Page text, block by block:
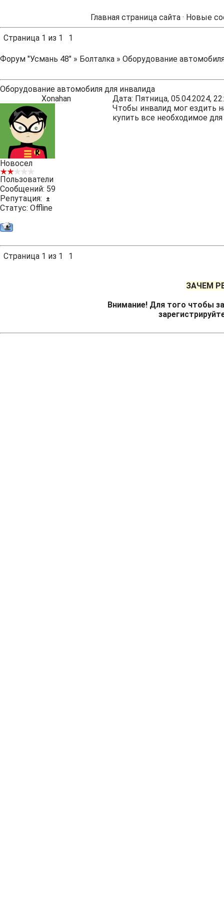
Главная страница сайта · Новые
Страница 1 из 1 1
Форум "Усмань 48" » Болталка » Оборудование
Оборудование автомобиля для инвалида
Xonahan
Дата: Пятница, 05.04.2024,
Новосел
Пользователи
Сообщений: 59
Репутация:
±
Статус: Offline
Чтобы инвалид мог ездить
купить все необходимое
Страница 1 из 1 1
ЗАЧЕМ
Внимание! Для того чтобы